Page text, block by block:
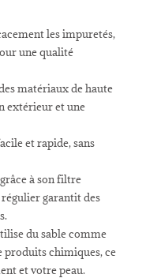
les impuretés,
une qualité
matériaux de haute
extérieur et une
et rapide, sans
à son filtre
garantit des
du sable comme
produits chimiques, ce
et votre peau.